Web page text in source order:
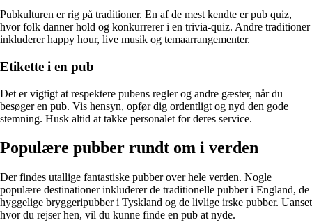
Pubkulturen er rig på traditioner. En af de mest kendte er pub quiz,
hvor folk danner hold og konkurrerer i en trivia-quiz. Andre traditioner
inkluderer happy hour, live musik og temaarrangementer.
Etikette i en pub
Det er vigtigt at respektere pubens regler og andre gæster, når du
besøger en pub. Vis hensyn, opfør dig ordentligt og nyd den gode
stemning. Husk altid at takke personalet for deres service.
Populære pubber rundt om i verden
Der findes utallige fantastiske pubber over hele verden. Nogle
populære destinationer inkluderer de traditionelle pubber i England, de
hyggelige bryggeripubber i Tyskland og de livlige irske pubber. Uanset
hvor du rejser hen, vil du kunne finde en pub at nyde.